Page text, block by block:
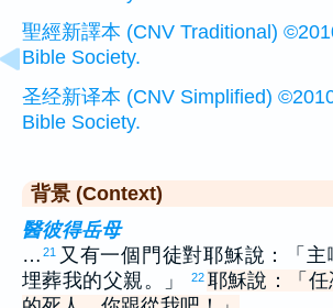
聖經新譯本 (CNV Traditional)
Bible Society.
圣经新译本 (CNV Simplified)
Bible Society.
背景 (Context)
醫彼得岳母
… 21 又有一個門徒對耶穌說：「
埋葬我的父親。」
22 耶穌說：「